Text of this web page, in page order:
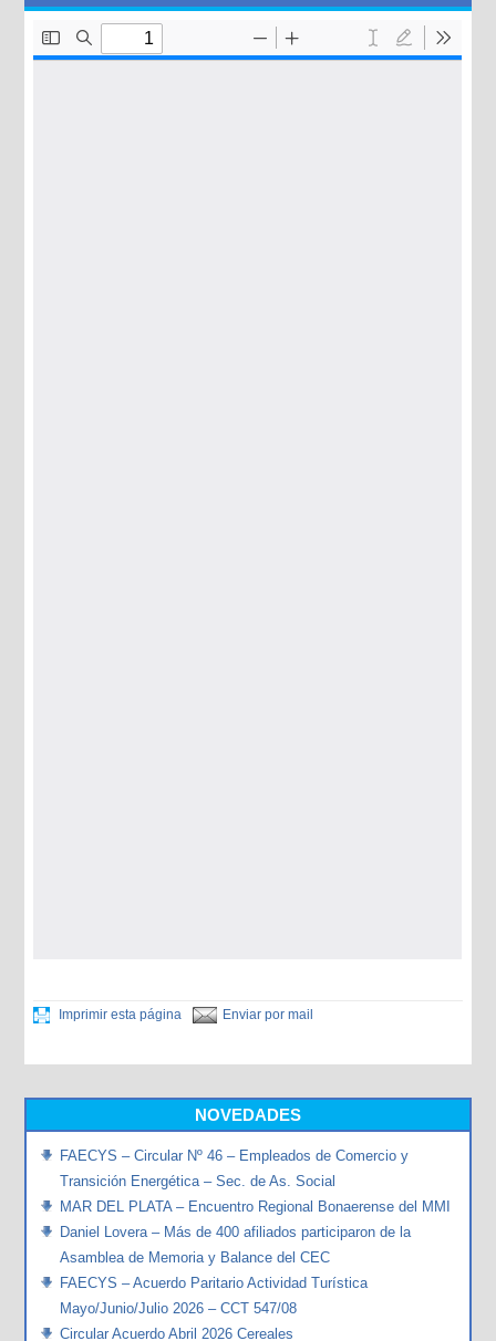
Imprimir esta página Enviar por mail
NOVEDADES
FAECYS – Circular Nº 46 – Empleados de Comercio y
Transición Energética – Sec. de As. Social
MAR DEL PLATA – Encuentro Regional Bonaerense del MMI
Daniel Lovera – Más de 400 afiliados participaron de la
Asamblea de Memoria y Balance del CEC
FAECYS – Acuerdo Paritario Actividad Turística
Mayo/Junio/Julio 2026 – CCT 547/08
Circular Acuerdo Abril 2026 Cereales